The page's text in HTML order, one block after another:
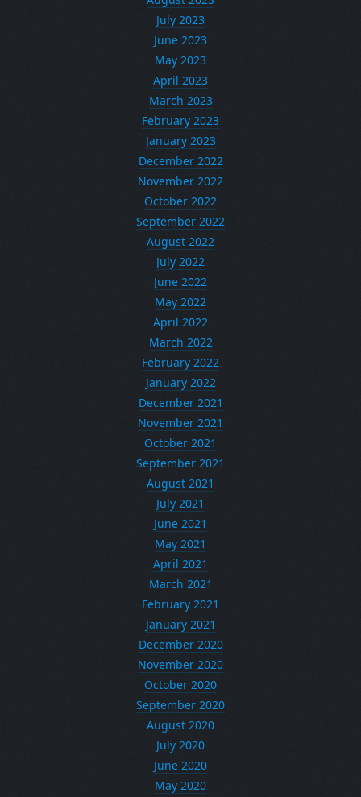
July 2023
June 2023
May 2023
April 2023
March 2023
February 2023
January 2023
December 2022
November 2022
October 2022
September 2022
August 2022
July 2022
June 2022
May 2022
April 2022
March 2022
February 2022
January 2022
December 2021
November 2021
October 2021
September 2021
August 2021
July 2021
June 2021
May 2021
April 2021
March 2021
February 2021
January 2021
December 2020
November 2020
October 2020
September 2020
August 2020
July 2020
June 2020
May 2020